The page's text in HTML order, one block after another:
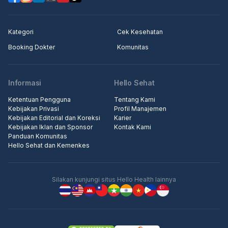
Langkah 3: Masuk ke klinik untuk pemeriksaan.
Kategori
Cek Kesehatan
Booking Dokter
Komunitas
Informasi
Ketentuan Pengguna
Kebijakan Privasi
Kebijakan Editorial dan Koreksi
Kebijakan Iklan dan Sponsor
Panduan Komunitas
Hello Sehat dan Kemenkes
Hello Sehat
Tentang Kami
Profil Manajemen
Karier
Kontak Kami
Silakan kunjungi situs Hello Health lainnya